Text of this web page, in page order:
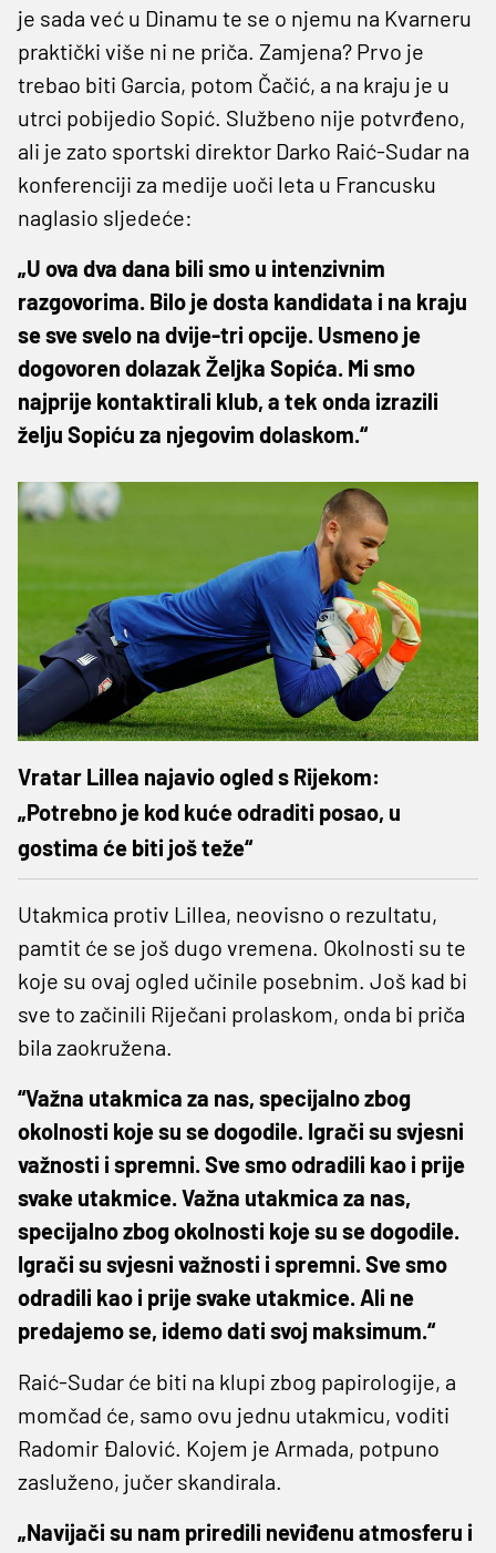
je sada već u Dinamu te se o njemu na Kvarneru
praktički više ni ne priča. Zamjena? Prvo je
trebao biti Garcia, potom Čačić, a na kraju je u
utrci pobijedio Sopić. Službeno nije potvrđeno,
ali je zato sportski direktor Darko Raić-Sudar na
konferenciji za medije uoči leta u Francusku
naglasio sljedeće:
„U ova dva dana bili smo u intenzivnim
razgovorima. Bilo je dosta kandidata i na kraju
se sve svelo na dvije-tri opcije. Usmeno je
dogovoren dolazak Željka Sopića. Mi smo
najprije kontaktirali klub, a tek onda izrazili
želju Sopiću za njegovim dolaskom.“
Vratar Lillea najavio ogled s Rijekom:
„Potrebno je kod kuće odraditi posao, u
gostima će biti još teže“
Utakmica protiv Lillea, neovisno o rezultatu,
pamtit će se još dugo vremena. Okolnosti su te
koje su ovaj ogled učinile posebnim. Još kad bi
sve to začinili Riječani prolaskom, onda bi priča
bila zaokružena.
“Važna utakmica za nas, specijalno zbog
okolnosti koje su se dogodile. Igrači su svjesni
važnosti i spremni. Sve smo odradili kao i prije
svake utakmice. Važna utakmica za nas,
specijalno zbog okolnosti koje su se dogodile.
Igrači su svjesni važnosti i spremni. Sve smo
odradili kao i prije svake utakmice. Ali ne
predajemo se, idemo dati svoj maksimum.“
Raić-Sudar će biti na klupi zbog papirologije, a
momčad će, samo ovu jednu utakmicu, voditi
Radomir Đalović. Kojem je Armada, potpuno
zasluženo, jučer skandirala.
„Navijači su nam priredili neviđenu atmosferu i